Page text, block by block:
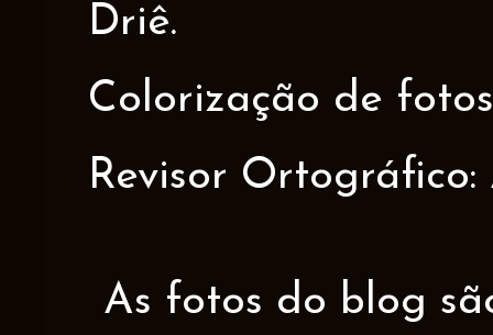
Driê.
Colorização de
Revisor Ortográfico:
As fotos do blog